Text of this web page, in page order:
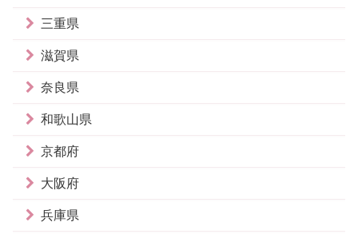
三重県
滋賀県
奈良県
和歌山県
京都府
大阪府
兵庫県